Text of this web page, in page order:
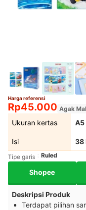
Harga referensi
Rp45.000 Agak
Ukuran kertas A5
Isi 38
Tipe garis Ruled
Shopee
Deskripsi Produk
Terdapat pilihan